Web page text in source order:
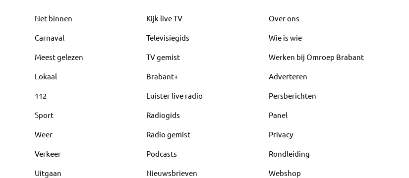
Net binnen
Carnaval
Meest gelezen
Lokaal
112
Sport
Weer
Verkeer
Uitgaan
Kijk live TV
Televisiegids
TV gemist
Brabant+
Luister live radio
Radiogids
Radio gemist
Podcasts
Nieuwsbrieven
Over ons
Wie is wie
Werken bij Omroep Brabant
Adverteren
Persberichten
Panel
Privacy
Rondleiding
Webshop